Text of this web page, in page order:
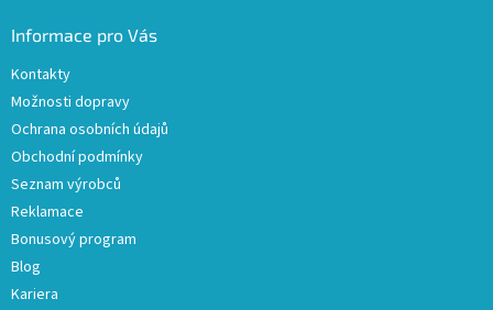
Informace pro Vás
Kontakty
Možnosti dopravy
Ochrana osobních údajů
Obchodní podmínky
Seznam výrobců
Reklamace
Bonusový program
Blog
Kariera